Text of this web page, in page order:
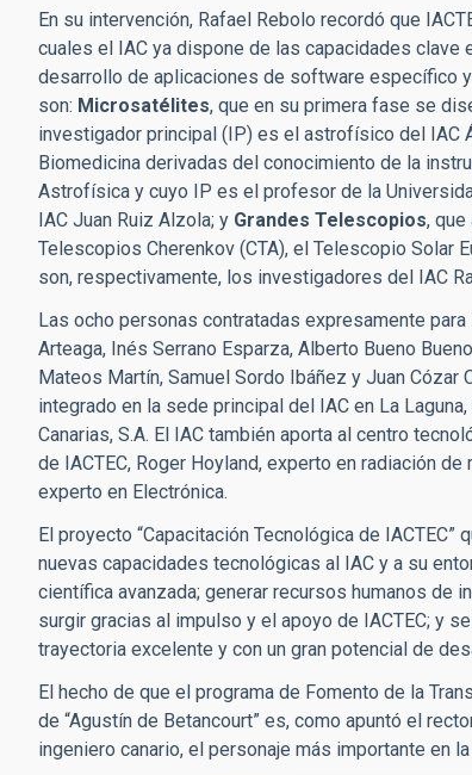
En su intervención, Rafael Rebolo recordó que
cuales el IAC ya dispone de las capacidades
desarrollo de aplicaciones de software específico
son: Microsatélites, que en su primera fase se
investigador principal (IP) es el astrofísico del IAC
Biomedicina derivadas del conocimiento de la
Astrofísica y cuyo IP es el profesor de la
IAC Juan Ruiz Alzola; y Grandes Telescopios,
Telescopios Cherenkov (CTA), el Telescopio Solar
son, respectivamente, los investigadores del IAC
Las ocho personas contratadas expresamente
Arteaga, Inés Serrano Esparza, Alberto Bueno
Mateos Martín, Samuel Sordo Ibáñez y Juan
integrado en la sede principal del IAC en La
Canarias, S.A. El IAC también aporta al centro
de IACTEC, Roger Hoyland, experto en radiación
experto en Electrónica.
El proyecto “Capacitación Tecnológica de
nuevas capacidades tecnológicas al IAC y a su
científica avanzada; generar recursos humanos de
surgir gracias al impulso y el apoyo de IACTEC; y
trayectoria excelente y con un gran potencial de
El hecho de que el programa de Fomento de la
de “Agustín de Betancourt” es, como apuntó el
ingeniero canario, el personaje más importante en